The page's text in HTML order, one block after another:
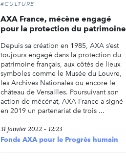
#CULTURE
AXA France, mécène engagé
pour la protection du patrimoine
Depuis sa création en 1985, AXA s’est
toujours engagé dans la protection du
patrimoine français, aux côtés de lieux
symboles comme le Musée du Louvre,
les Archives Nationales ou encore le
château de Versailles. Poursuivant son
action de mécénat, AXA France a signé
en 2019 un partenariat de trois ...
31 janvier 2022 - 12:23
Fonds AXA pour le Progrès humain